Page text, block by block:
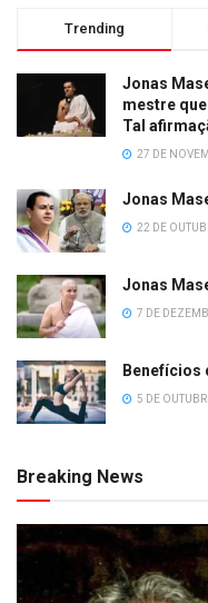
Trending
Jonas
mestre
Tal
27 DE
Jonas
22 DE
Jonas
7 DE
Benefícios
5 DE
Breaking News